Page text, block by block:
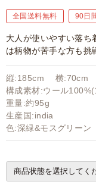
全国送料無料 90日
大人が使いやすい落ち
は柄物が苦手な方も挑
縦:185cm 横:70cm
構成素材:ウール
重量:約95g
生産国:india
色:深緑&モスグリーン